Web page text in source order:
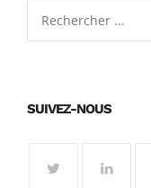
SUIVEZ-NOUS